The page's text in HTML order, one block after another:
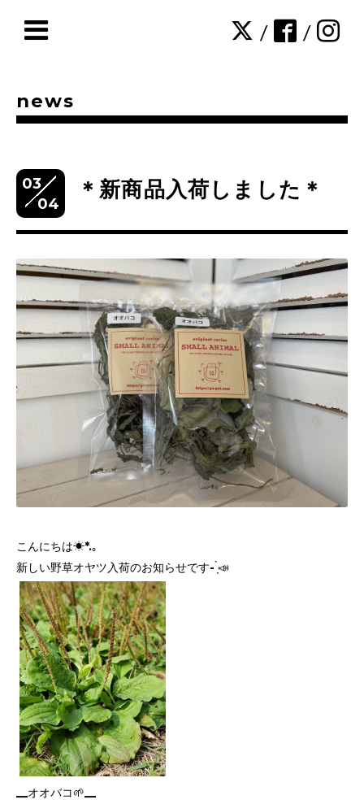
/ /
news
03
04
＊新商品入荷しました＊
こんにちは☀︎*.｡
新しい野草オヤツ入荷のお知らせです- ̗̀📣
__オオバコ🌱__